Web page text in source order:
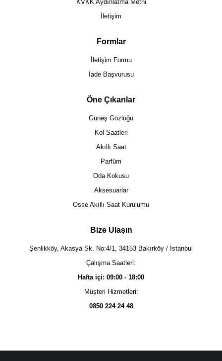
KVKK Aydınlatma Metni
İletişim
Formlar
İletişim Formu
İade Başvurusu
Öne Çıkanlar
Güneş Gözlüğü
Kol Saatleri
Akıllı Saat
Parfüm
Oda Kokusu
Aksesuarlar
Osse Akıllı Saat Kurulumu
Bize Ulaşın
Şenlikköy, Akasya Sk. No:4/1, 34153 Bakırköy / İstanbul
Çalışma Saatleri:
Hafta içi: 09:00 - 18:00
Müşteri Hizmetleri:
0850 224 24 48